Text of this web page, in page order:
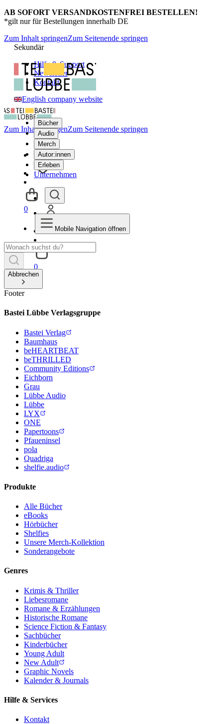
AB SOFORT VERSANDKOSTENFREI BESTELLEN!
*gilt nur für Bestellungen innerhalb DE
Zum Inhalt springenZum Seitenende springen
Sekundär
Hilfe & Support
Newsletter
Kontakt
English company website
Bücher
Audio
Merch
Autor:innen
Erleben
Unternehmen
0
Zum Inhalt springenZum Seitenende springen
0
Mobile Navigation öffnen
Abbrechen
Footer
Bastei Lübbe Verlagsgruppe
Bastei Verlag
Baumhaus
beHEARTBEAT
beTHRILLED
Community Editions
Eichborn
Grau
Lübbe Audio
Lübbe
LYX
ONE
Papertoons
Pfaueninsel
pola
Quadriga
shelfie.audio
Produkte
Alle Bücher
eBooks
Hörbücher
Shelfies
Unsere Merch-Kollektion
Sonderangebote
Genres
Krimis & Thriller
Liebesromane
Romane & Erzählungen
Historische Romane
Science Fiction & Fantasy
Sachbücher
Kinderbücher
Young Adult
New Adult
Graphic Novels
Kalender & Journals
Hilfe & Services
Kontakt